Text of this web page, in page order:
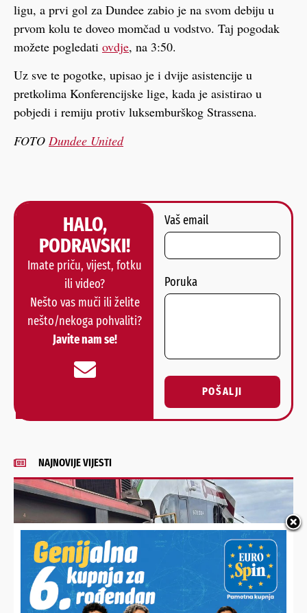
ligu, a prvi gol za Dundee zabio je na svom debiju u
prvom kolu te doveo momčad u vodstvo. Taj pogodak
možete pogledati ovdje, na 3:50.
Uz sve te pogotke, upisao je i dvije asistencije u
pretkolima Konferencijske lige, kada je asistirao u
pobjedi i remiju protiv luksemburškog Strassena.
FOTO Dundee United
HALO,
PODRAVSKI!
Imate priču, vijest, fotku
ili video?
Nešto vas muči ili želite
nešto/nekoga pohvaliti?
Javite nam se!
Vaš email
Poruka
POŠALJI
Alternative:
NAJNOVIJE VIJESTI
NOVI DETALJI SUDARA VLAKOVA
Ozlijeđeno 25 osoba, teretnim vlakom upravljao 20-